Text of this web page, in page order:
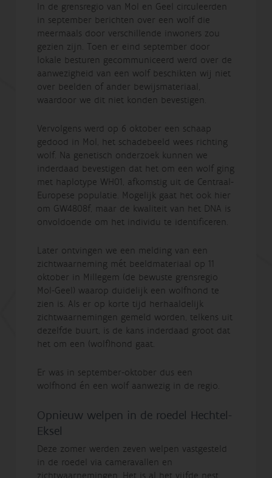
In de grensregio van Mol en Geel circuleerden
in september berichten over een wolf die
meermaals door verschillende inwoners zou
gezien zijn. Toen er eind september door
lokale besturen gecommuniceerd werd over de
aanwezigheid van een wolf beschikten wij niet
over beelden of ander bewijsmateriaal,
waardoor we dit niet konden bevestigen.
Vervolgens werd op 6 oktober een schaap
gedood in Mol, het schadebeeld wees richting
wolf. Na genetisch onderzoek kunnen we
inderdaad bevestigen dat het om een wolf ging
met haplotype WH01, afkomstig uit de Centraal-
Europese populatie. Mogelijk gaat het ook hier
om GW4808f, maar de kwaliteit van het DNA is
onvoldoende om het individu te identificeren.
Later ontvingen we een melding van een
zichtwaarneming mét beeldmateriaal op 11
oktober in Millegem (de bewuste grensregio
Mol-Geel) waarop duidelijk een wolfhond te
zien is. Als er op korte tijd herhaaldelijk
zichtwaarnemingen gemeld worden, telkens uit
dezelfde buurt, is de kans inderdaad groot dat
het om een (wolf)hond gaat.
Er was in september-oktober dus een
wolfhond én een wolf aanwezig in de regio.
Opnieuw welpen in de roedel Hechtel-
Eksel
Deze zomer werden zeven welpen vastgesteld
in de roedel via cameravallen en